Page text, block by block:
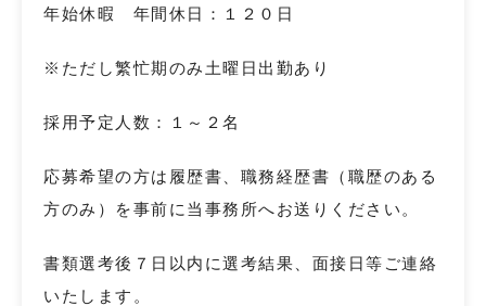
年始休暇 年間休日：１２０日
※ただし繁忙期のみ土曜日出勤あり
採用予定人数：１～２名
応募希望の方は履歴書、職務経歴書（職歴のある
方のみ）を事前に当事務所へお送りください。
書類選考後７日以内に選考結果、面接日等ご連絡
いたします。